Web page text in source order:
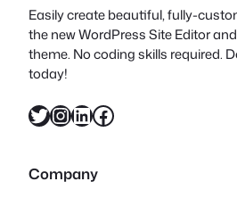
Easily create beautiful, fully-
the new WordPress Site Editor
theme. No coding skills required.
today!
X InstagramLinkedIn Facebook
Company